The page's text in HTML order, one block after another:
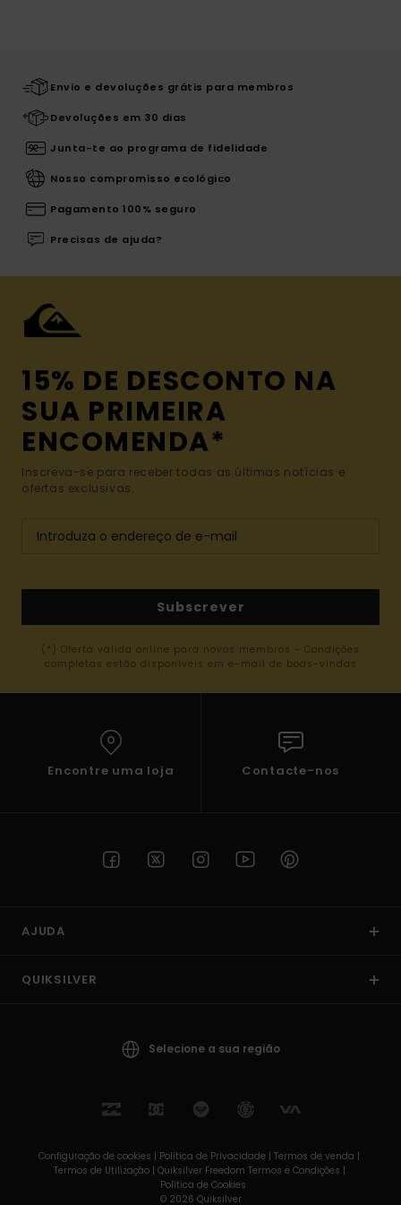
Envio e devoluções grátis para membros
Devoluções em 30 dias
Junta-te ao programa de fidelidade
Nosso compromisso ecológico
Pagamento 100% seguro
Precisas de ajuda?
15% DE DESCONTO NA
SUA PRIMEIRA
ENCOMENDA*
Inscreva-se para receber todas as últimas notícias e
ofertas exclusivas.
Subscrever
(*) Oferta válida online para novos membros - Condições
completas estão disponíveis em e-mail de boas-vindas
Encontre uma loja Contacte-nos
AJUDA
QUIKSILVER
Selecione a sua região
Configuração de cookies | Política de Privacidade | Termos de venda |
Termos de Utilizaçâo | Quiksilver Freedom Termos e Condições |
Política de Cookies
© 2026 Quiksilver